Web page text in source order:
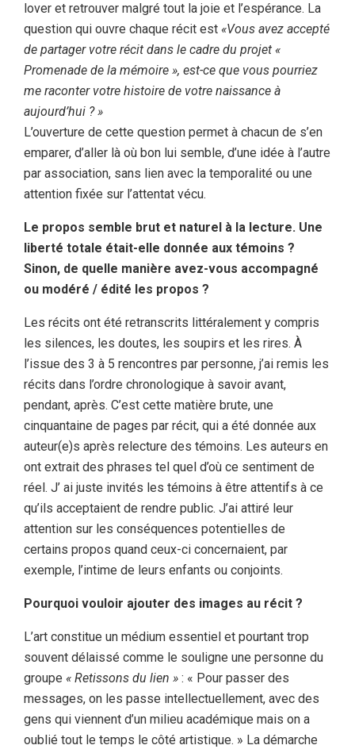
lover et retrouver malgré tout la joie et l’espérance. La
question qui ouvre chaque récit est «Vous avez accepté
de partager votre récit dans le cadre du projet «
Promenade de la mémoire », est-ce que vous pourriez
me raconter votre histoire de votre naissance à
aujourd’hui ? »
L’ouverture de cette question permet à chacun de s’en
emparer, d’aller là où bon lui semble, d’une idée à l’autre
par association, sans lien avec la temporalité ou une
attention fixée sur l’attentat vécu.
Le propos semble brut et naturel à la lecture. Une
liberté totale était-elle donnée aux témoins ?
Sinon, de quelle manière avez-vous accompagné
ou modéré / édité les propos ?
Les récits ont été retranscrits littéralement y compris
les silences, les doutes, les soupirs et les rires. À
l’issue des 3 à 5 rencontres par personne, j’ai remis les
récits dans l’ordre chronologique à savoir avant,
pendant, après. C’est cette matière brute, une
cinquantaine de pages par récit, qui a été donnée aux
auteur(e)s après relecture des témoins. Les auteurs en
ont extrait des phrases tel quel d’où ce sentiment de
réel. J’ ai juste invités les témoins à être attentifs à ce
qu’ils acceptaient de rendre public. J’ai attiré leur
attention sur les conséquences potentielles de
certains propos quand ceux-ci concernaient, par
exemple, l’intime de leurs enfants ou conjoints.
Pourquoi vouloir ajouter des images au récit ?
L’art constitue un médium essentiel et pourtant trop
souvent délaissé comme le souligne une personne du
groupe « Retissons du lien » : « Pour passer des
messages, on les passe intellectuellement, avec des
gens qui viennent d’un milieu académique mais on a
oublié tout le temps le côté artistique. » La démarche